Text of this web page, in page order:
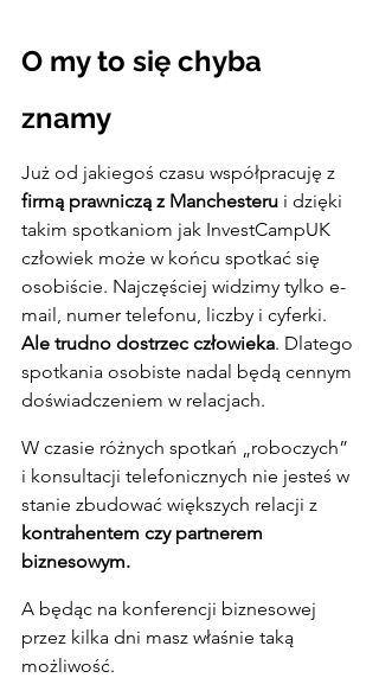
O my to się chyba
znamy
Już od jakiegoś czasu współpracuję z
firmą prawniczą z Manchesteru i dzięki
takim spotkaniom jak InvestCampUK
człowiek może w końcu spotkać się
osobiście. Najczęściej widzimy tylko e-
mail, numer telefonu, liczby i cyferki.
Ale trudno dostrzec człowieka. Dlatego
spotkania osobiste nadal będą cennym
doświadczeniem w relacjach.
W czasie różnych spotkań „roboczych”
i konsultacji telefonicznych nie jesteś w
stanie zbudować większych relacji z
kontrahentem czy partnerem
biznesowym.
A będąc na konferencji biznesowej
przez kilka dni masz właśnie taką
możliwość.